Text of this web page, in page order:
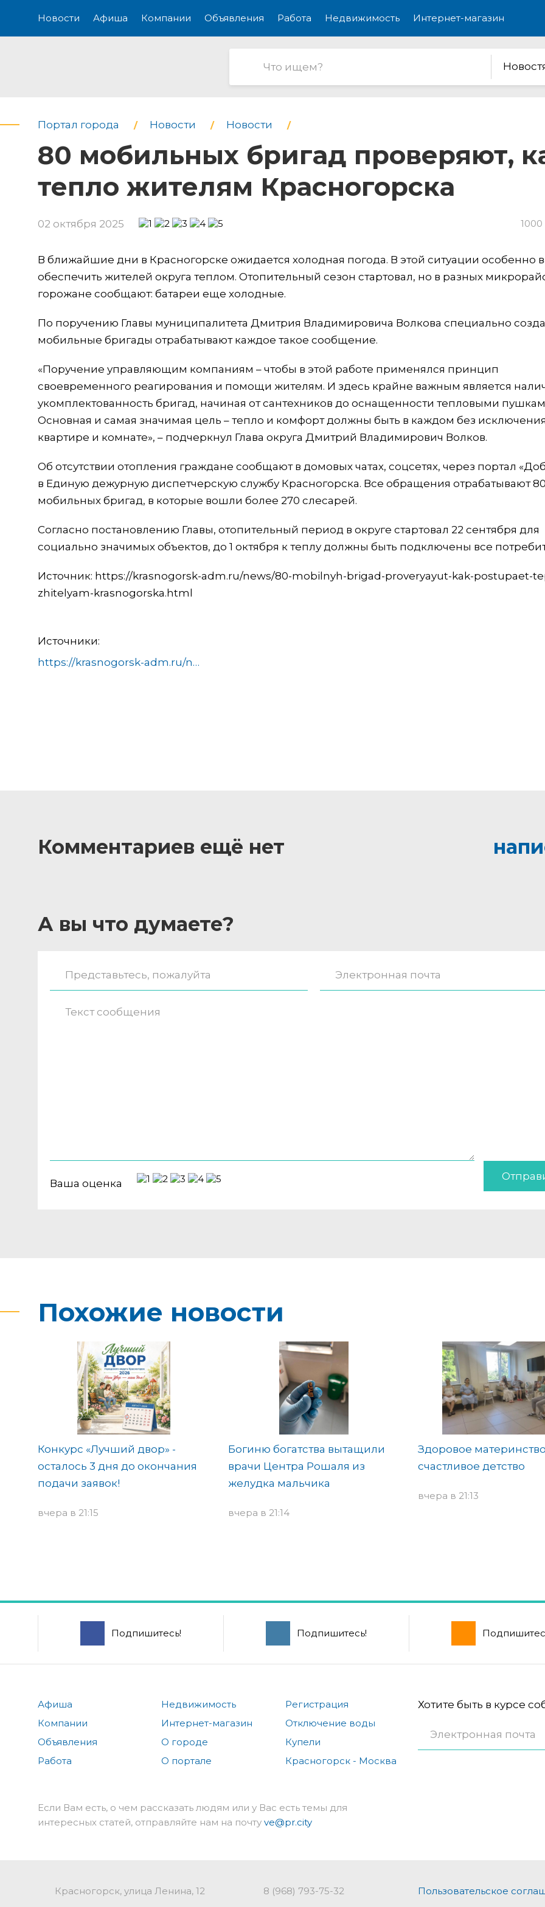
Новости Афиша Компании Объявления Работа Недвижимость Интернет-магазин
Портал города Новости Новости
80 мобильных бригад проверяют,
тепло жителям Красногорска
02 октября 2025 1000
В ближайшие дни в Красногорске ожидается холодная погода. В этой ситуации особенно
обеспечить жителей округа теплом. Отопительный сезон стартовал, но в разных
горожане сообщают: батареи еще холодные.
По поручению Главы муниципалитета Дмитрия Владимировича Волкова специально
мобильные бригады отрабатывают каждое такое сообщение.
«Поручение управляющим компаниям – чтобы в этой работе применялся принцип
своевременного реагирования и помощи жителям. И здесь крайне важным является
укомплектованность бригад, начиная от сантехников до оснащенности тепловыми
Основная и самая значимая цель – тепло и комфорт должны быть в каждом без
квартире и комнате», – подчеркнул Глава округа Дмитрий Владимирович Волков.
Об отсутствии отопления граждане сообщают в домовых чатах, соцсетях, через портал
в Единую дежурную диспетчерскую службу Красногорска. Все обращения отрабатывают
мобильных бригад, в которые вошли более 270 слесарей.
Согласно постановлению Главы, отопительный период в округе стартовал 22 сентября для
социально значимых объектов, до 1 октября к теплу должны быть подключены все
Источник: https://krasnogorsk-adm.ru/news/80-mobilnyh-brigad-proveryayut-kak-postupaet-
zhitelyam-krasnogorska.html
Источники:
https://krasnogorsk-adm.ru/news/80-mobilnyh-brigad-proveryayut-kak-postupaet-teplo-zhitelyam-krasnogorska.html
Комментариев ещё нет
А вы что думаете?
Ваша оценка
Похожие новости
Конкурс «Лучший двор» -
осталось 3 дня до окончания
подачи заявок!
вчера в 21:15
Богиню богатства вытащили
врачи Центра Рошаля из
желудка мальчика
вчера в 21:14
Здоровое
счастливое детство
вчера в 21:13
Подпишитесь! Подпишитесь!
Афиша
Компании
Объявления
Работа
Недвижимость
Интернет-магазин
О городе
О портале
Регистрация
Отключение воды
Купели
Красногорск - Москва
Хотите быть в курсе
Если Вам есть, о чем рассказать людям или у Вас есть темы для
интересных статей, отправляйте нам на почту ve@pr.city
Красногорск, улица Ленина, 12 8 (968) 793-75-32 Пользовательское